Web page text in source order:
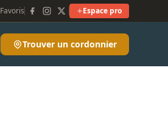
Favoris Espace pro
Trouver un cordonnier